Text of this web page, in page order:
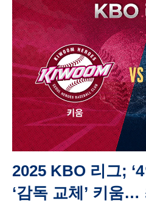
2025 KBO 리그;
‘감독 교체’ 키움